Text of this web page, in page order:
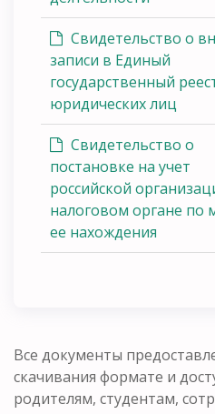
Свидетельство о
записи в Единый
государственный
юридических лиц
Свидетельство о
постановке на учет
российской
налоговом органе по
ее нахождения
Все документы
скачивания формате и
родителям, студентам,